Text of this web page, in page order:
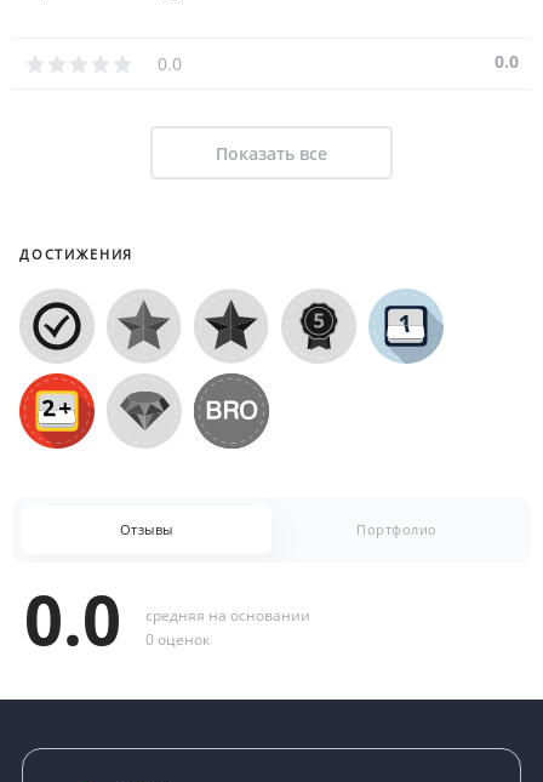
0.0 0.0
Показать все
ДОСТИЖЕНИЯ
Отзывы Портфолио
0.0
средняя на основании
0 оценок